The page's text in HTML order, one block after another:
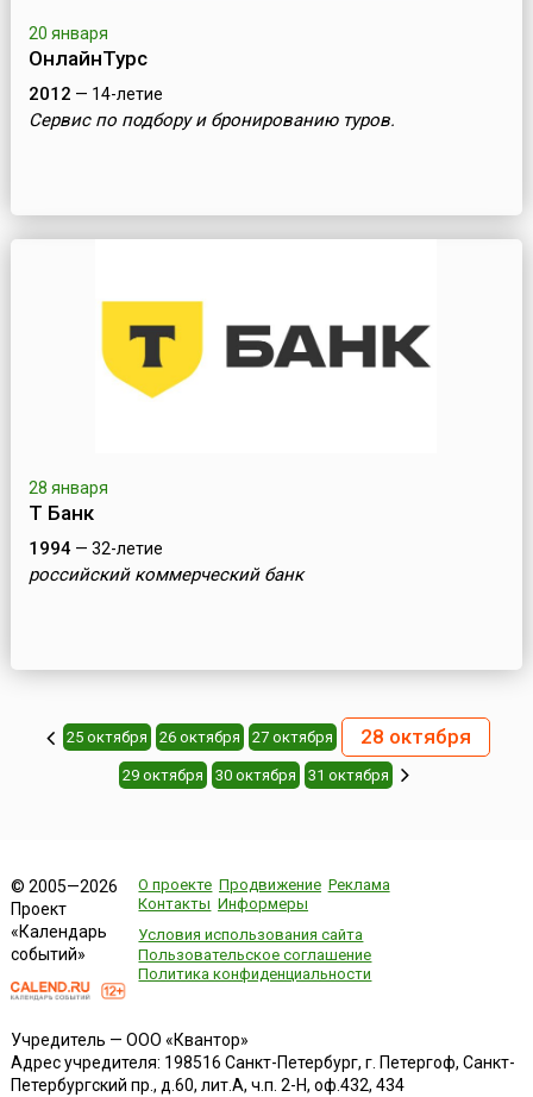
20 января
ОнлайнТурс
2012 — 14-летие
Сервис по подбору и бронированию туров.
28 января
Т Банк
1994— 32-летие
российский коммерческий банк
25 октября 26 октября 27 октября 28 октября
29 октября 30 октября 31 октября
© 2005—2026
Проект
«Календарь
событий»
О проекте Продвижение Реклама
Контакты Информеры
Условия использования сайта
Пользовательское соглашение
Политика конфиденциальности
Учредитель — ООО «Квантор»
Адрес учредителя: 198516 Санкт-Петербург, г. Петергоф, Санкт-
Петербургский пр., д.60, лит.А, ч.п. 2-Н, оф.432, 434